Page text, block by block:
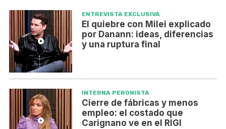
ENTREVISTA EXCLUSIVA
El quiebre con Milei explicado
por Danann: ideas, diferencias
y una ruptura final
INTERNA PERONISTA
Cierre de fábricas y menos
empleo: el costado que
Carignano ve en el RIGI